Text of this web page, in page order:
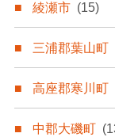
綾瀬市 (15)
三浦郡葉山町
高座郡寒川町
中郡大磯町